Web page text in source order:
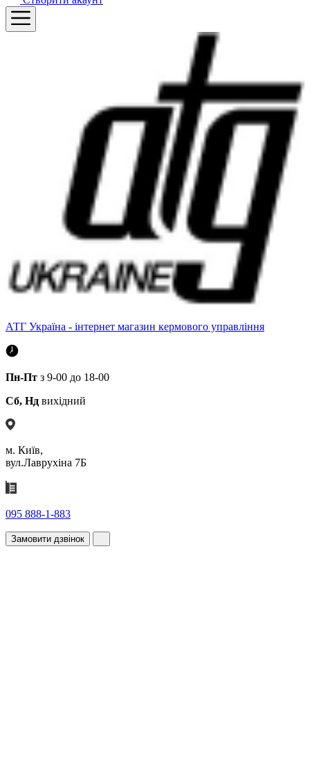
АТГ Україна - інтернет магазин кермового управління
Пн-Пт з 9-00 до 18-00
Сб, Нд вихідний
м. Київ,
вул.Лаврухіна 7Б
095 888-1-883
Замовити дзвінок